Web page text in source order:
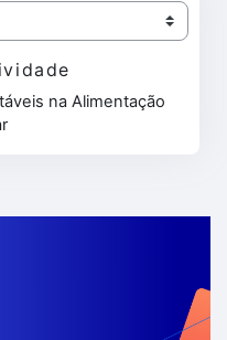
na Alimentação